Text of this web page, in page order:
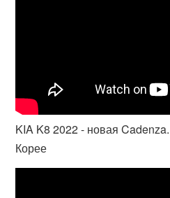
KIA K8 2022 - новая
Корее